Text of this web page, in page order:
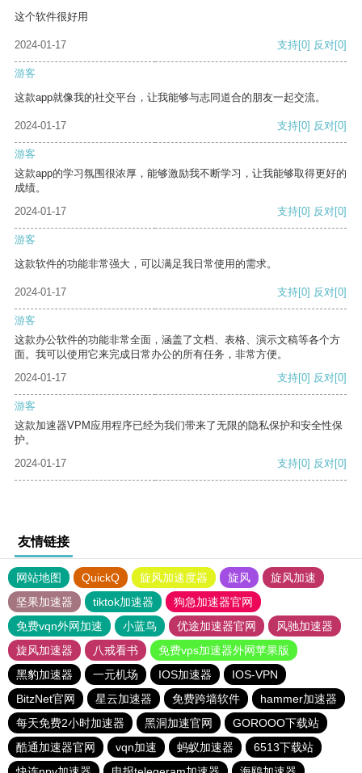
这个软件很好用
2024-01-17 支持[0] 反对[0]
游客
这款app就像我的社交平台，让我能够与志同道合的朋友一起交流。
2024-01-17 支持[0] 反对[0]
游客
这款app的学习氛围很浓厚，能够激励我不断学习，让我能够取得更好的
成绩。
2024-01-17
支持[0] 反对[0]
游客
这款软件的功能非常强大，可以满足我日常使用的需求。
2024-01-17 支持[0] 反对[0]
游客
这款办公软件的功能非常全面，涵盖了文档、表格、演示文稿等各个方
面。我可以使用它来完成日常办公的所有任务，非常方便。
2024-01-17
支持[0] 反对[0]
游客
这款加速器VPM应用程序已经为我们带来了无限的隐私保护和安全性保
护。
2024-01-17
支持[0] 反对[0]
友情链接
网站地图 QuickQ 旋风加速度器 旋风
旋风加速
坚果加速器
tiktok加速器
狗急加速器官网
免费vqn外网加速
小蓝鸟 优途加速器官网
风驰加速器
旋风加速器
八戒看书
免费vps加速器外网苹果版
黑豹加速器
一元机场 IOS加速器
IOS-VPN
BitzNet官网
星云加速器 免费跨墙软件
hammer加速器
每天免费2小时加速器
黑洞加速官网
GOROOO下载站
酷通加速器官网
vqn加速 蚂蚁加速器
6513下载站